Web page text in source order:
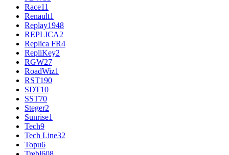
Race11
Renault1
Replay1948
REPLICA2
Replica FR4
RepliKey2
RGW27
RoadWiz1
RST190
SDT10
SST70
Steger2
Sunrise1
Tech9
Tech Line32
Topu6